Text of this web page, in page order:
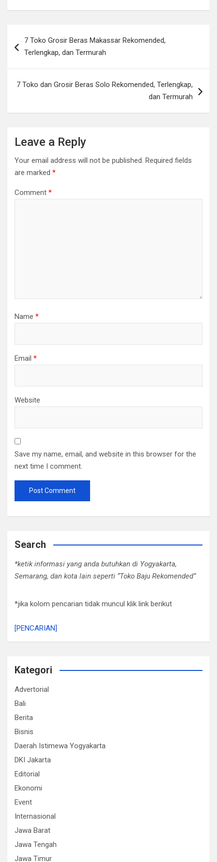
navigation
7 Toko Grosir Beras Makassar Rekomended,
Terlengkap, dan Termurah
7 Toko dan Grosir Beras Solo Rekomended, Terlengkap,
dan Termurah
Leave a Reply
Your email address will not be published. Required fields
are marked *
Comment *
Name *
Email *
Website
Save my name, email, and website in this browser for the
next time I comment.
Search
*ketik informasi yang anda butuhkan di Yogyakarta,
Semarang, dan kota lain seperti “Toko Baju Rekomended”
*jika kolom pencarian tidak muncul klik link berikut
[PENCARIAN]
Kategori
Advertorial
Bali
Berita
Bisnis
Daerah Istimewa Yogyakarta
DKI Jakarta
Editorial
Ekonomi
Event
Internasional
Jawa Barat
Jawa Tengah
Jawa Timur